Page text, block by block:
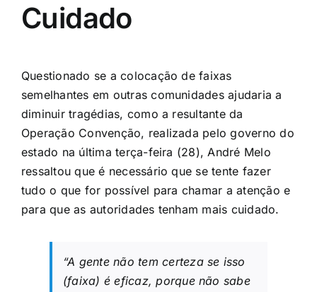
Cuidado
Questionado se a colocação de faixas
semelhantes em outras comunidades ajudaria a
diminuir tragédias, como a resultante da
Operação Convenção, realizada pelo governo do
estado na última terça-feira (28), André Melo
ressaltou que é necessário que se tente fazer
tudo o que for possível para chamar a atenção e
para que as autoridades tenham mais cuidado.
“A gente não tem certeza se isso
(faixa) é eficaz, porque não sabe